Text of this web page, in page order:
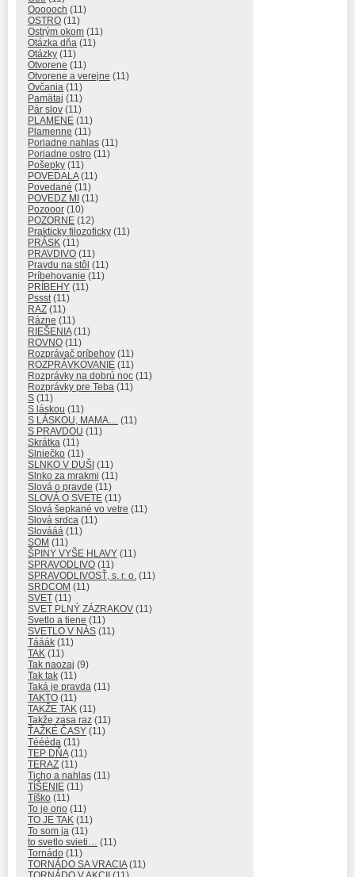
Oooooch (11)
OSTRO (11)
Ostrým okom (11)
Otázka dňa (11)
Otázky (11)
Otvorene (11)
Otvorene a verejne (11)
Ovčania (11)
Pamätaj (11)
Pár slov (11)
PLAMENE (11)
Plamenne (11)
Poriadne nahlas (11)
Poriadne ostro (11)
Pošepky (11)
POVEDALA(11)
Povedané (11)
POVEDZ MI (11)
Pozooor (10)
POZORNE (12)
Prakticky filozoficky (11)
PRÁSK (11)
PRAVDIVO (11)
Pravdu na stôl (11)
Príbehovanie (11)
PRÍBEHY (11)
Pssst (11)
RAZ (11)
Rázne (11)
RIEŠENIA(11)
ROVNO (11)
Rozprávač príbehov (11)
ROZPRÁVKOVANIE (11)
Rozprávky na dobrú noc (11)
Rozprávky pre Teba (11)
S (11)
S láskou (11)
S LÁSKOU, MAMA…
(11)
S PRAVDOU (11)
Skrátka (11)
Slniečko (11)
SLNKO V DUŠI (11)
Slnko za mrakmi (11)
Slová o pravde (11)
SLOVÁ O SVETE (11)
Slová šepkané vo vetre (11)
Slová srdca (11)
Slovááá (11)
SOM (11)
ŠPINY VYŠE HLAVY (11)
SPRAVODLIVO (11)
SPRAVODLIVOSŤ, s. r. o. (11)
SRDCOM (11)
SVET (11)
SVET PLNÝ ZÁZRAKOV (11)
Svetlo a tiene (11)
SVETLO V NÁS (11)
Tááák (11)
TAK (11)
Tak naozaj (9)
Tak tak (11)
Taká je pravda (11)
TAKTO (11)
TAKŽE TAK (11)
Takže zasa raz (11)
ŤAŽKÉ ČASY (11)
Téééda (11)
TEP DŇA(11)
TERAZ (11)
Ticho a nahlas (11)
TÍŠENIE (11)
Tíško (11)
To je ono (11)
TO JE TAK (11)
To som ja (11)
to svetlo svieti…
(11)
Tornádo (11)
TORNÁDO SA VRACIA(11)